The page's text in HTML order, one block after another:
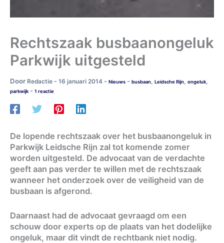
Rechtszaak busbaanongeluk
Parkwijk uitgesteld
Door Redactie - 16 januari 2014 - Nieuws - busbaan, Leidsche Rijn, ongeluk,
parkwijk - 1 reactie
De lopende rechtszaak over het busbaanongeluk in
Parkwijk Leidsche Rijn zal tot komende zomer
worden uitgesteld. De advocaat van de verdachte
geeft aan pas verder te willen met de rechtszaak
wanneer het onderzoek over de veiligheid van de
busbaan is afgerond.
Daarnaast had de advocaat gevraagd om een
schouw door experts op de plaats van het dodelijke
ongeluk, maar dit vindt de rechtbank niet nodig.